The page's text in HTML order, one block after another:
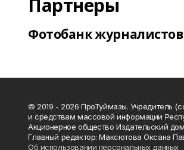
Партнеры
Фотобанк
© 2019 - 2026 ПроТуймазы. Учредитель
и средствам массовой информации
Акционерное общество Издательский
Главный редактор: Максютова Оксана
Об использовании персональных данных